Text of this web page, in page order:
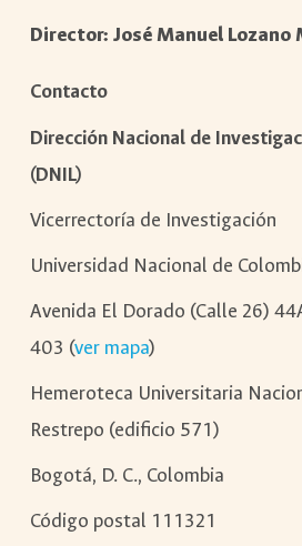
Director:José Manuel Lozano
Contacto
Dirección Nacional de
(DNIL)
Vicerrectoría de Investigación
Universidad Nacional de
Avenida El Dorado (Calle 26)
403 (ver mapa)
Hemeroteca Universitaria
Restrepo (edificio 571)
Bogotá, D. C., Colombia
Código postal 111321